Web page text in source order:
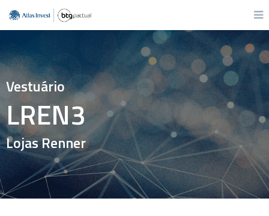
Vestuário
LREN3
Lojas Renner